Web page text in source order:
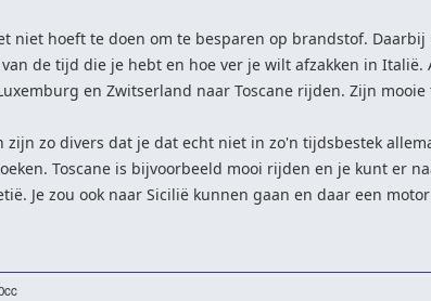
niet hoeft te doen om te besparen op brandstof.
de tijd die je hebt en hoe ver je wilt afzakken in Italië.
en Zwitserland naar Toscane rijden. Zijn mooie
zijn zo divers dat je dat echt niet in zo'n tijdsbestek
Toscane is bijvoorbeeld mooi rijden en je kunt er
Je zou ook naar Sicilië kunnen gaan en daar een